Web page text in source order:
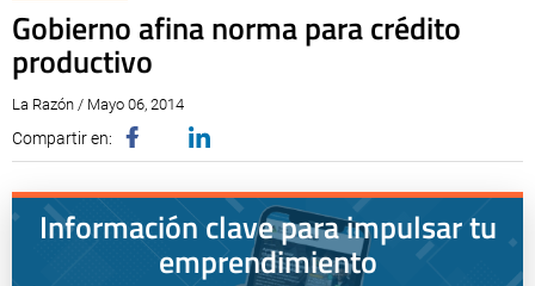
Gobierno afina norma para crédito
productivo
La Razón / Mayo 06, 2014
Compartir en:
Información clave para impulsar tu
emprendimiento